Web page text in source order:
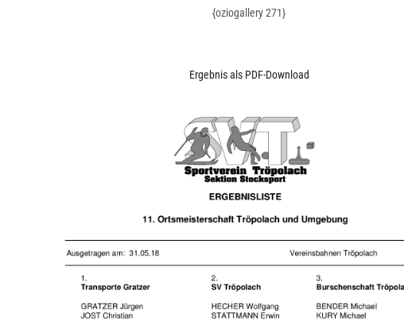
{oziogallery 271}
Ergebnis als PDF-Download